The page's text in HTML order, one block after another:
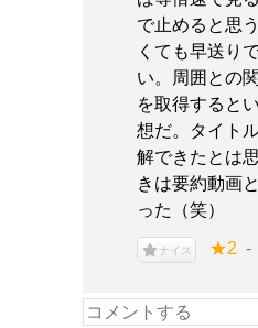
で止めると思
くても早送り
い。周囲との
を取得すると
想だ。タイト
解できたとは
きは要約動画
った（笑）
ナイス ★2